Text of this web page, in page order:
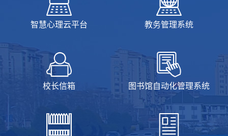
智慧心理云平台 教务管理系统
校长信箱 图书馆自动化管理系统